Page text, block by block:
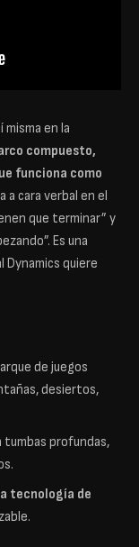
misma en la
compuesto,
funciona como
a cara verbal en el
que terminar” y
Es una
quiere
de juegos
desiertos,
tumbas profundas,
tecnología de